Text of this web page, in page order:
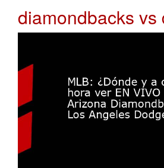
diamondbacks vs